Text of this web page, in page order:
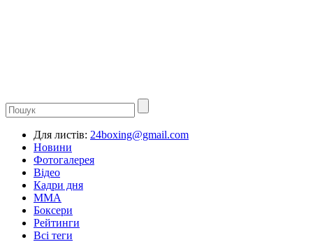
Для листів: 24boxing@gmail.com
Новини
Фотогалерея
Відео
Кадри дня
ММА
Боксери
Рейтинги
Всі теги